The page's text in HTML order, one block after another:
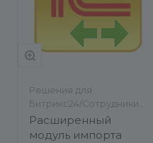
Решения для
Битрикс24/Сотрудники/
Импорт/экспорт
Расширенный
модуль импорта